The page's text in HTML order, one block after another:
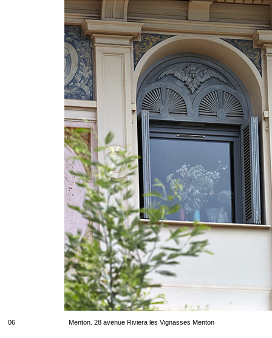
06 Menton. 28 avenue Riviera les Vignasses Menton